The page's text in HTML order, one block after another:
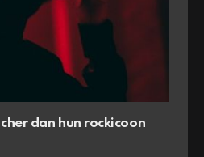
dan hun rockicoon